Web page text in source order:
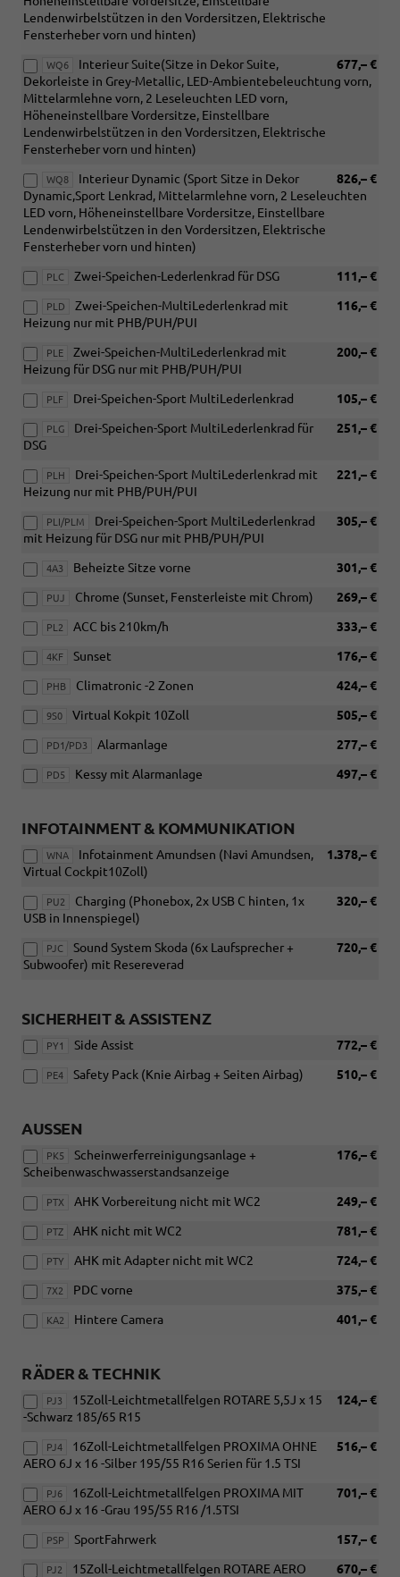
Lendenwirbelstützen in den Vordersitzen, Elektrische
Fensterheber vorn und hinten)
WQ6 677,– €
Interieur Suite(Sitze in Dekor Suite,
Dekorleiste in Grey-Metallic, LED-Ambientebeleuchtung vorn,
Mittelarmlehne vorn, 2 Leseleuchten LED vorn,
Höheneinstellbare Vordersitze, Einstellbare
Lendenwirbelstützen in den Vordersitzen, Elektrische
Fensterheber vorn und hinten)
WQ8 826,– €
Interieur Dynamic (Sport Sitze in Dekor
Dynamic,Sport Lenkrad, Mittelarmlehne vorn, 2 Leseleuchten
LED vorn, Höheneinstellbare Vordersitze, Einstellbare
Lendenwirbelstützen in den Vordersitzen, Elektrische
Fensterheber vorn und hinten)
PLC 111,– €
Zwei-Speichen-Lederlenkrad für DSG
PLD 116,– €
Zwei-Speichen-MultiLederlenkrad mit
Heizung nur mit PHB/PUH/PUI
PLE 200,– €
Zwei-Speichen-MultiLederlenkrad mit
Heizung für DSG nur mit PHB/PUH/PUI
PLF 105,– €
Drei-Speichen-Sport MultiLederlenkrad
PLG 251,– €
Drei-Speichen-Sport MultiLederlenkrad für
DSG
PLH 221,– €
Drei-Speichen-Sport MultiLederlenkrad mit
Heizung nur mit PHB/PUH/PUI
PLI/PLM 305,– €
Drei-Speichen-Sport MultiLederlenkrad
mit Heizung für DSG nur mit PHB/PUH/PUI
4A3 301,– €
Beheizte Sitze vorne
PUJ 269,– €
Chrome (Sunset, Fensterleiste mit Chrom)
PL2 333,– €
ACC bis 210km/h
4KF 176,– €
Sunset
PHB 424,– €
Climatronic -2 Zonen
9S0 505,– €
Virtual Kokpit 10Zoll
PD1/PD3 277,– €
Alarmanlage
PD5 497,– €
Kessy mit Alarmanlage
INFOTAINMENT & KOMMUNIKATION
WNA 1.378,– €
Infotainment Amundsen (Navi Amundsen,
Virtual Cockpit10Zoll)
PU2 320,– €
Charging (Phonebox, 2x USB C hinten, 1x
USB in Innenspiegel)
PJC 720,– €
Sound System Skoda (6x Laufsprecher +
Subwoofer) mit Resereverad
SICHERHEIT & ASSISTENZ
PY1 772,– €
Side Assist
PE4 510,– €
Safety Pack (Knie Airbag + Seiten Airbag)
AUSSEN
PK5 176,– €
Scheinwerferreinigungsanlage +
Scheibenwaschwasserstandsanzeige
PTX 249,– €
AHK Vorbereitung nicht mit WC2
PTZ 781,– €
AHK nicht mit WC2
PTY 724,– €
AHK mit Adapter nicht mit WC2
7X2 375,– €
PDC vorne
KA2 401,– €
Hintere Camera
RÄDER & TECHNIK
PJ3 124,– €
15Zoll-Leichtmetallfelgen ROTARE 5,5J x 15
-Schwarz 185/65 R15
PJ4 516,– €
16Zoll-Leichtmetallfelgen PROXIMA OHNE
AERO 6J x 16 -Silber 195/55 R16 Serien für 1.5 TSI
PJ6 701,– €
16Zoll-Leichtmetallfelgen PROXIMA MIT
AERO 6J x 16 -Grau 195/55 R16 /1.5TSI
PSP 157,– €
SportFahrwerk
PJ2 670,– €
15Zoll-Leichtmetallfelgen ROTARE AERO